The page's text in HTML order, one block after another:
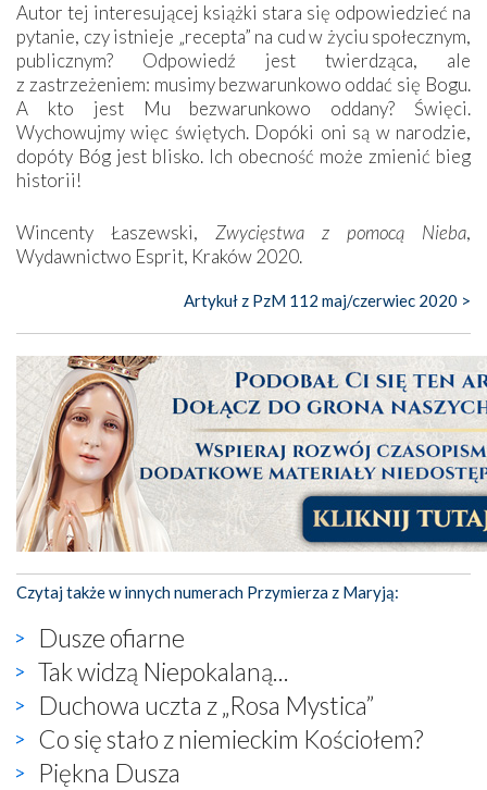
Autor tej interesującej książki stara się odpowiedzieć na
pytanie, czy istnieje „recepta” na cud w życiu społecznym,
publicznym? Odpowiedź jest twierdząca, ale
z zastrzeżeniem: musimy bezwarunkowo oddać się Bogu.
A kto jest Mu bezwarunkowo oddany? Święci.
Wychowujmy więc świętych. Dopóki oni są w narodzie,
dopóty Bóg jest blisko. Ich obecność może zmienić bieg
historii!
Wincenty Łaszewski, Zwycięstwa z pomocą Nieba,
Wydawnictwo Esprit, Kraków 2020.
Artykuł z PzM 112 maj/czerwiec 2020 >
Czytaj także w innych numerach Przymierza z Maryją:
Dusze ofiarne
Tak widzą Niepokalaną...
Duchowa uczta z „Rosa Mystica”
Co się stało z niemieckim Kościołem?
Piękna Dusza